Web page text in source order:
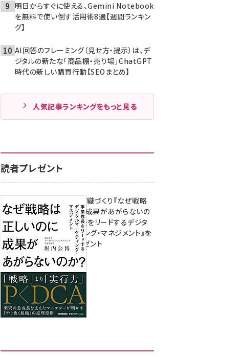
明日からすぐに使える、Gemini Notebook
を無料で使い倒す活用術8選【週間ランキン
グ】
AI回答のフレーミング（見せ方・提示）は、デ
ジタルの新たな「商品棚・売り場」――ChatGPT
時代の新しい購買行動【SEOまとめ】
人気記事ランキングをもっと見る
読者プレゼント
成果を生む組織づくり『なぜ戦略
は正しいのに成果があがらないの
か？ 事業成長をリードするデジタ
ルマーケティング・マネジメント』を
3名様にプレゼント
8月7日 10:00